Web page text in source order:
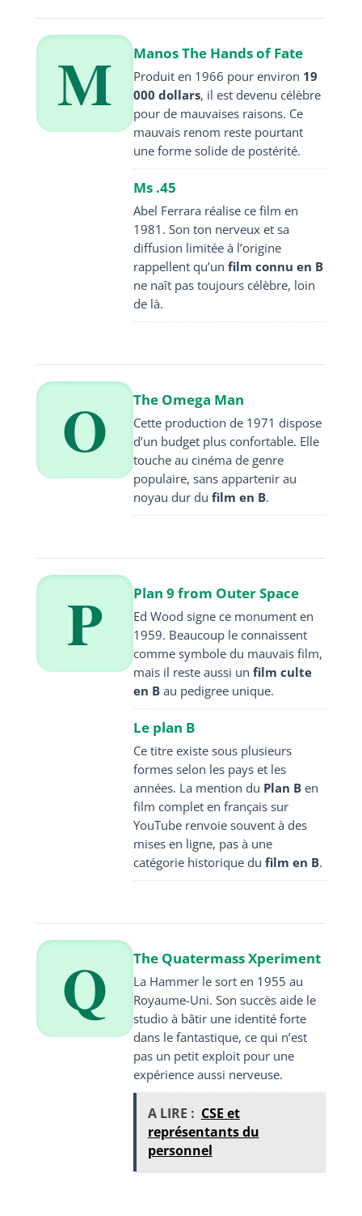
M Manos The Hands of Fate
Produit en 1966 pour environ 19
000 dollars, il est devenu célèbre
pour de mauvaises raisons. Ce
mauvais renom reste pourtant
une forme solide de postérité.
Ms .45
Abel Ferrara réalise ce film en
1981. Son ton nerveux et sa
diffusion limitée à l’origine
rappellent qu’un film connu en B
ne naît pas toujours célèbre, loin
de là.
O The Omega Man
Cette production de 1971 dispose
d’un budget plus confortable. Elle
touche au cinéma de genre
populaire, sans appartenir au
noyau dur du film en B.
P Plan 9 from Outer Space
Ed Wood signe ce monument en
1959. Beaucoup le connaissent
comme symbole du mauvais film,
mais il reste aussi un film culte
en Bau pedigree unique.
Le plan B
Ce titre existe sous plusieurs
formes selon les pays et les
années. La mention du Plan Ben
film complet en français sur
YouTube renvoie souvent à des
mises en ligne, pas à une
catégorie historique du film en B.
Q The Quatermass Xperiment
La Hammer le sort en 1955 au
Royaume-Uni. Son succès aide le
studio à bâtir une identité forte
dans le fantastique, ce qui n’est
pas un petit exploit pour une
expérience aussi nerveuse.
A LIRE : CSE et
représentants du
personnel